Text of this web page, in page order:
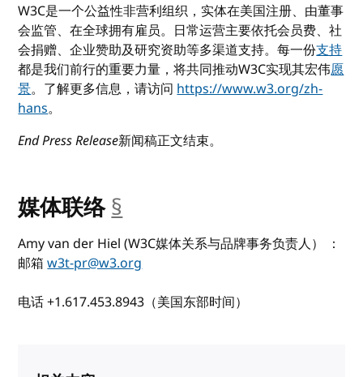
W3C是一个公益性非营利组织，实体在美国注册、由董事
会监管、在全球拥有雇员。日常运营主要依托会员费、社
会捐赠、企业赞助及研究资助等多渠道支持。每一份支持
都是我们前行的重要力量，将共同推动W3C实现其宏伟愿
景。了解更多信息，请访问https://www.w3.org/zh-
hans。
End Press Release新闻稿正文结束。
媒体联络§
Amy van der Hiel (W3C媒体关系与品牌事务负责人） ：
邮箱w3t-pr@w3.org
电话 +1.617.453.8943（美国东部时间）